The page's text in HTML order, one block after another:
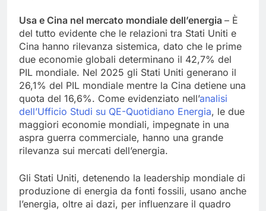
Usa e Cina nel mercato mondiale dell’energia – È
del tutto evidente che le relazioni tra Stati Uniti e
Cina hanno rilevanza sistemica, dato che le prime
due economie globali determinano il 42,7% del
PIL mondiale. Nel 2025 gli Stati Uniti generano il
26,1% del PIL mondiale mentre la Cina detiene una
quota del 16,6%. Come evidenziato nell’analisi
dell’Ufficio Studi su QE-Quotidiano Energia, le due
maggiori economie mondiali, impegnate in una
aspra guerra commerciale, hanno una grande
rilevanza sui mercati dell’energia.
Gli Stati Uniti, detenendo la leadership mondiale di
produzione di energia da fonti fossili, usano anche
l’energia, oltre ai dazi, per influenzare il quadro